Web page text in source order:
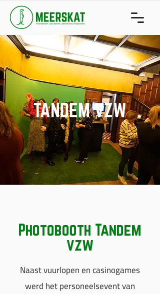
TANDEM VZW
Photobooth Tandem
vzw
Naast vuurlopen en casinogames
werd het personeelsevent van